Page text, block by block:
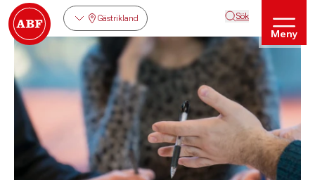
Gästrikland Sök
Meny